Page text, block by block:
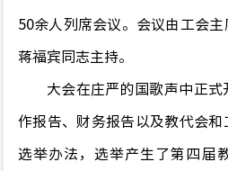
50余人 列席会议。 会议由 工会主
蒋福宾同志主持。
大会在庄严的国歌声中正式
作报告、财务报告以及教代会
选举办法 ， 选举产生了第四届